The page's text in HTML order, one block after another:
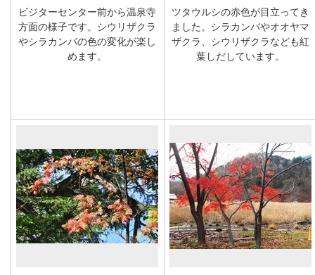
ビジターセンター前から温泉寺
方面の様子です。シウリザクラ
やシラカンバの色の変化が楽し
めます。
ツタウルシの赤色が目立ってき
ました。シラカンバやオオヤマ
ザクラ、シウリザクラなども紅
葉しだしています。